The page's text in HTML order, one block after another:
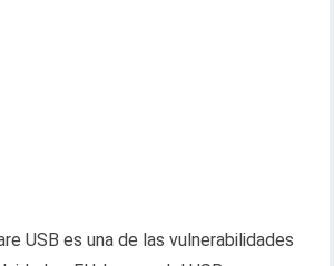
USB es una de las vulnerabilidades